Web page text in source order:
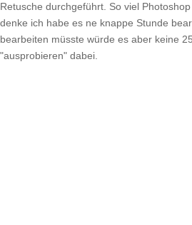
Retusche durchgeführt. So viel
denke ich habe es ne knappe Stunde
bearbeiten müsste würde es aber keine
"ausprobieren" dabei.